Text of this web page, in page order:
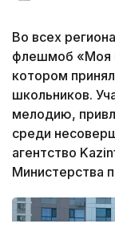
Во всех
флешмоб «Моя
котором
школьников.
мелодию,
среди
агентство
Министерства